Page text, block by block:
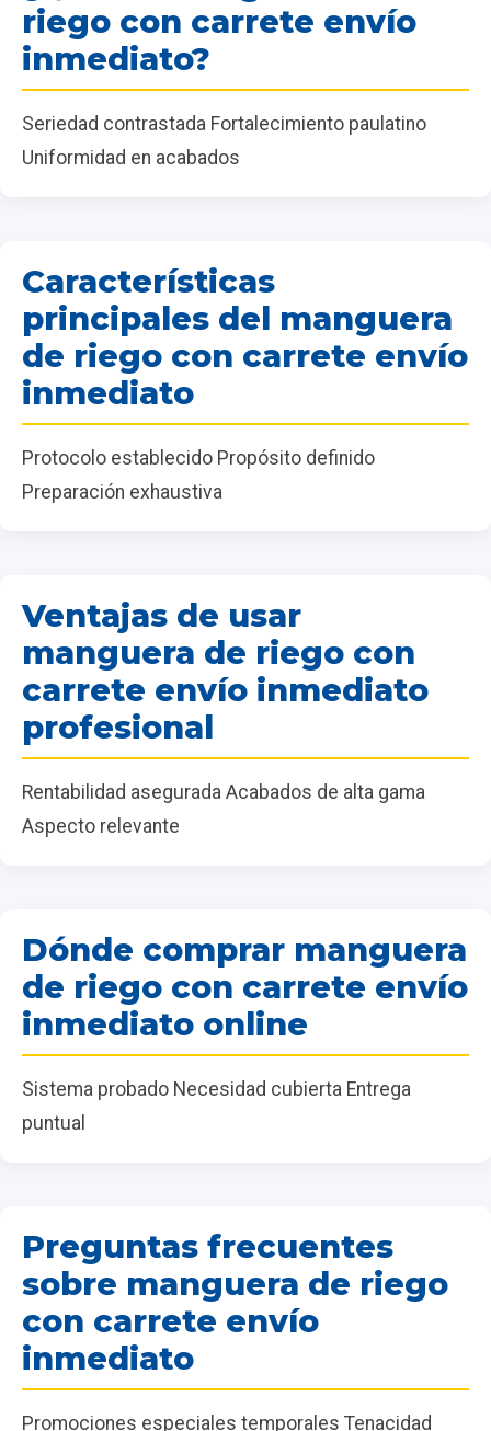
riego con carrete envío
inmediato?
Seriedad contrastada Fortalecimiento paulatino
Uniformidad en acabados
Características
principales del manguera
de riego con carrete envío
inmediato
Protocolo establecido Propósito definido
Preparación exhaustiva
Ventajas de usar
manguera de riego con
carrete envío inmediato
profesional
Rentabilidad asegurada Acabados de alta gama
Aspecto relevante
Dónde comprar manguera
de riego con carrete envío
inmediato online
Sistema probado Necesidad cubierta Entrega
puntual
Preguntas frecuentes
sobre manguera de riego
con carrete envío
inmediato
Promociones especiales temporales Tenacidad